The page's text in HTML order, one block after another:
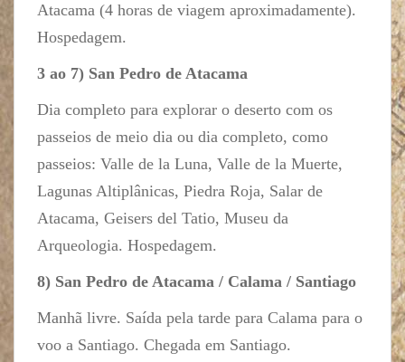
Atacama (4 horas de viagem aproximadamente).
Hospedagem.
3 ao 7) San Pedro de Atacama
Dia completo para explorar o deserto com os
passeios de meio dia ou dia completo, como
passeios: Valle de la Luna, Valle de la Muerte,
Lagunas Altiplânicas, Piedra Roja, Salar de
Atacama, Geisers del Tatio, Museu da
Arqueologia. Hospedagem.
8) San Pedro de Atacama / Calama / Santiago
Manhã livre. Saída pela tarde para Calama para o
voo a Santiago. Chegada em Santiago.